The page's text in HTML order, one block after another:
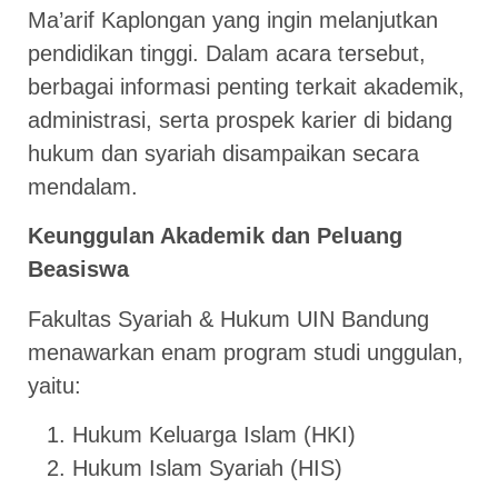
Ma’arif Kaplongan yang ingin melanjutkan
pendidikan tinggi. Dalam acara tersebut,
berbagai informasi penting terkait akademik,
administrasi, serta prospek karier di bidang
hukum dan syariah disampaikan secara
mendalam.
Keunggulan Akademik dan Peluang
Beasiswa
Fakultas Syariah & Hukum UIN Bandung
menawarkan enam program studi unggulan,
yaitu:
Hukum Keluarga Islam (HKI)
Hukum Islam Syariah (HIS)